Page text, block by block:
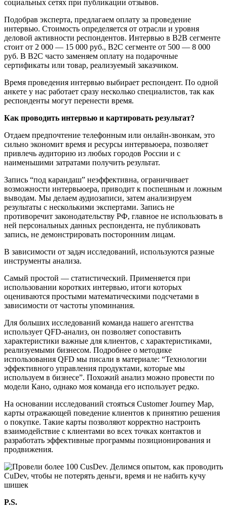
социальных сетях при публикации отзывов.
Подобрав эксперта, предлагаем оплату за проведение
интервью. Стоимость определяется от отрасли и уровня
деловой активности респондентов. Интервью в B2B сегменте
стоит от 2 000 — 15 000 руб., В2С сегменте от 500 — 8 000
руб. В B2C часто заменяем оплату на подарочные
сертификаты или товар, реализуемый заказчиком.
Время проведения интервью выбирает респондент. По одной
анкете у нас работает сразу несколько специалистов, так как
респонденты могут перенести время.
Как проводить интервью и картировать результат?
Отдаем предпочтение телефонным или онлайн-звонкам, это
сильно экономит время и ресурсы интервьюера, позволяет
привлечь аудиторию из любых городов России и с
наименьшими затратами получить результат.
Запись “под карандаш” неэффективна, ограничивает
возможности интервьюера, приводит к поспешным и ложным
выводам. Мы делаем аудиозаписи, затем анализируем
результаты с несколькими экспертами. Запись не
противоречит законодательству РФ, главное не использовать в
ней персональных данных респондента, не публиковать
запись, не демонстрировать посторонним лицам.
В зависимости от задач исследований, используются разные
инструменты анализа.
Самый простой — статистический. Применяется при
использовании коротких интервью, итоги которых
оцениваются простыми математическими подсчетами в
зависимости от частоты упоминания.
Для больших исследований команда нашего агентства
использует QFD-анализ, он позволяет сопоставить
характеристики важные для клиентов, с характеристиками,
реализуемыми бизнесом. Подробнее о методике
использования QFD мы писали в материале: “Технологии
эффективного управления продуктами, которые мы
используем в бизнесе”. Похожий анализ можно провести по
модели Кано, однако моя команда его использует редко.
На основании исследований стояться Customer Journey Map,
карты отражающей поведение клиентов к принятию решения
о покупке. Такие карты позволяют корректно настроить
взаимодействие с клиентами во всех точках контактов и
разработать эффективные программы позиционирования и
продвижения.
P.S.